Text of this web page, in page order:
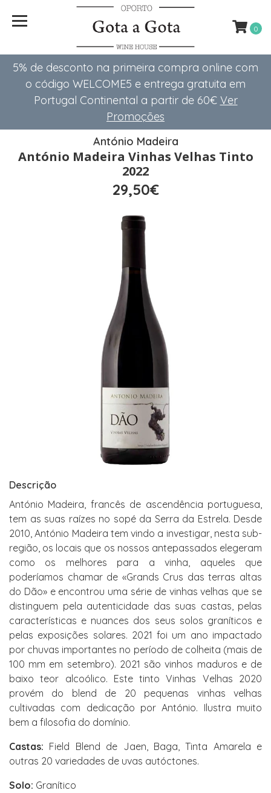
5% de desconto na primeira compra online com
o código WELCOME5 e entrega gratuita em
Portugal Continental a partir de 60€ Ver
Promoções
0
António Madeira
António Madeira Vinhas Velhas Tinto
2022
29,50€
Descrição
António Madeira, francês de ascendência portuguesa,
tem as suas raízes no sopé da Serra da Estrela. Desde
2010, António Madeira tem vindo a investigar, nesta sub-
região, os locais que os nossos antepassados ​​​​elegeram
como os melhores para a vinha, aqueles que
poderíamos chamar de «Grands Crus das terras altas
do Dão» e encontrou uma série de vinhas velhas que se
distinguem pela autenticidade das suas castas, pelas
características e nuances dos seus solos graníticos e
pelas exposições solares. 2021 foi um ano impactado
por chuvas importantes no período de colheita (mais de
100 mm em setembro). 2021 são vinhos maduros e de
baixo teor alcoólico. Este tinto Vinhas Velhas 2020
provém do blend de 20 pequenas vinhas velhas
cultivadas com dedicação por António. Ilustra muito
bem a filosofia do domínio.
Castas: Field Blend de Jaen, Baga, Tinta Amarela e
outras 20 variedades de uvas autóctones.
Solo: Granítico